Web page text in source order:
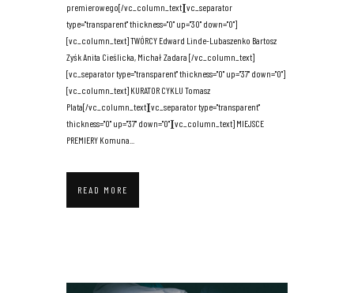
premierowego[/vc_column_text][vc_separator
type="transparent" thickness="0" up="30" down="0"]
[vc_column_text] TWÓRCY Edward Linde-Lubaszenko Bartosz
Zyśk Anita Cieślicka, Michał Zadara [/vc_column_text]
[vc_separator type="transparent" thickness="0" up="37" down="0"]
[vc_column_text] KURATOR CYKLU Tomasz
Plata[/vc_column_text][vc_separator type="transparent"
thickness="0" up="37" down="0"][vc_column_text] MIEJSCE
PREMIERY Komuna...
READ MORE